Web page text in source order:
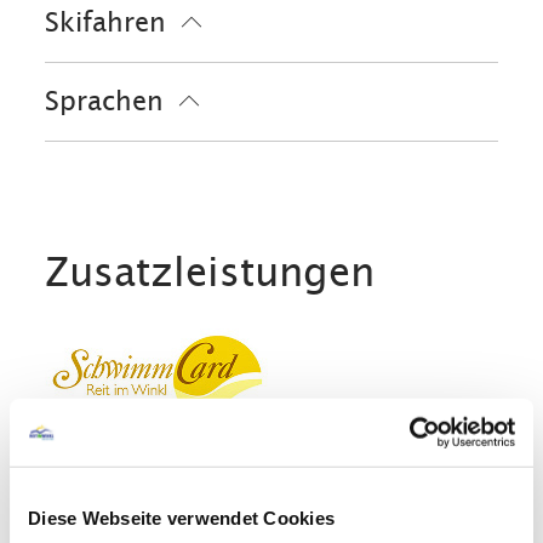
Diese Webseite verwendet Cookies
Sonnenschirme
Skifahren
Sprachen
Zusatzleistungen